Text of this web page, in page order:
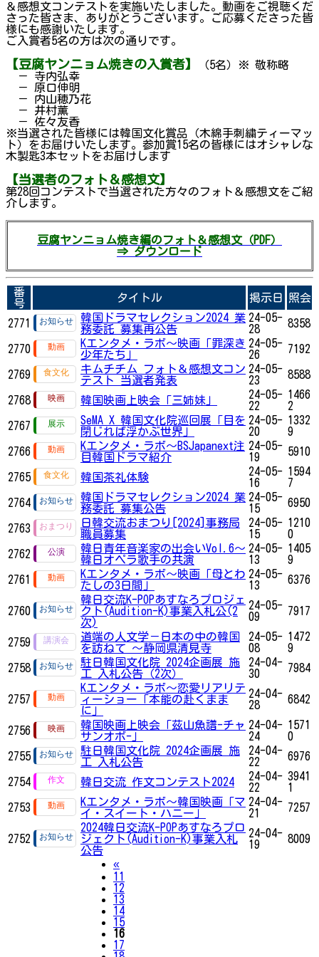
＆感想文コンテストを実施いたしました。動画をご視聴くだ
さった皆さま、ありがとうございます。ご応募くださった皆
様にも感謝いたします。
ご入賞者5名の方は次の通りです。
【豆腐ヤンニョム焼きの入賞者】
（5名）※ 敬称略
－ 寺内弘幸
－ 原口伸明
－ 内山穂乃花
－ 井村薫
－ 佐々友香
※当選された皆様には韓国文化賞品（木綿手刺繍ティーマッ
ト）をお届けいたします。参加賞15名の皆様にはオシャレな
木製匙3本セットをお届けします
【当選者のフォト＆感想文】
第28回コンテストで当選された方々のフォト＆感想文をご紹
介します。
豆腐ヤンニョム焼き編のフォト＆感想文（PDF）
⇒ ダウンロード
番
号
タイトル 掲示日 照会
2771
韓国ドラマセレクション2024 業
務委託 募集再公告
24-05-
28
8358
2770
Kエンタメ・ラボ～映画「罪深き
少年たち」
24-05-
26
7192
2769
キムチチム フォト＆感想文コン
テスト 当選者発表
24-05-
23
8588
2768 韓国映画上映会「三姉妹」
24-05-
22
1466
2
2767
SeMA X 韓国文化院巡回展「目を
閉じれば浮かぶ世界」
24-05-
20
1332
9
2766
Kエンタメ・ラボ～BSJapanext注
目韓国ドラマ紹介
24-05-
19
5910
2765 韓国茶礼体験
24-05-
16
1594
7
2764
韓国ドラマセレクション2024 業
務委託 募集公告
24-05-
15
6950
2763
日韓交流おまつり[2024]事務局
職員募集
24-05-
15
1210
0
2762
韓日青年音楽家の出会いVol.6～
韓日オペラ歌手の共演
24-05-
13
1405
9
2761
Kエンタメ・ラボ～映画「母とわ
たしの3日間」
24-05-
13
6376
2760
韓日交流K-POPあすなろプロジェ
クト(Audition-K)事業入札公(2
次)
24-05-
09
7917
2759
道端の人文学－日本の中の韓国
を訪ねて ～静岡県清見寺
24-05-
08
1472
9
2758
駐日韓国文化院 2024企画展 施
工 入札公告（2次）
24-04-
30
7984
2757
Kエンタメ・ラボ～恋愛リアリテ
ィーショー「本能の赴くまま
に」
24-04-
28
6842
2756
韓国映画上映会「茲山魚譜-チャ
サンオボ-」
24-04-
24
1571
0
2755
駐日韓国文化院 2024企画展 施
工 入札公告
24-04-
22
6976
2754 韓日交流 作文コンテスト2024
24-04-
22
3941
1
2753
Kエンタメ・ラボ～韓国映画「マ
イ・スイート・ハニー」
24-04-
21
7257
2752
2024韓日交流K-POPあすなろプロ
ジェクト(Audition-K)事業入札
公告
24-04-
19
8009
«Previous
11
12
13
14
15
16
17